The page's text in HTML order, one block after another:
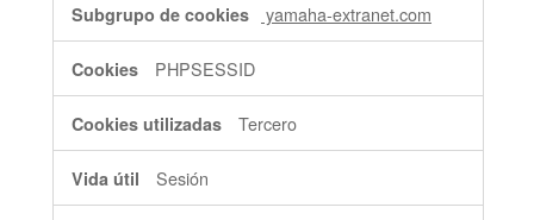
yamaha-extranet.com
PHPSESSID
Tercero
Sesión